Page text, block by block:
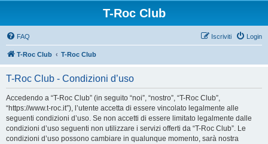
T-Roc Club
FAQ Login
Iscriviti
T-Roc Club T-Roc Club
T-Roc Club - Condizioni d’uso
Accedendo a “T-Roc Club” (in seguito “noi”, “nostro”, “T-Roc Club”,
“https://www.t-roc.it”), l’utente accetta di essere vincolato legalmente alle
seguenti condizioni d’uso. Se non accetti di essere limitato legalmente dalle
condizioni d’uso seguenti non utilizzare i servizi offerti da “T-Roc Club”. Le
condizioni d’uso possono cambiare in qualunque momento, sarà nostra